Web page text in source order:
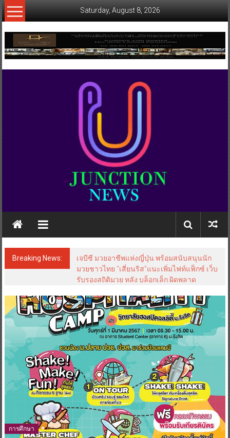
Skip
to
Saturday, August 8, 2026
www.ujunctionnews.com
เว็บ
ข่าว
Breaking News:
เจบีซี มวยอาชีพแห่งญี่ปุ่น พร้อมสนับสนุนนัก
มวยชาวไทย “เสี่ยนริส”แนะเพิ่มไฟท์แฟ็กซ์ เว็บ
รับรองสถิติมวย หลัง บล็อกเล็ก ผิดพลาด
การศึกษา